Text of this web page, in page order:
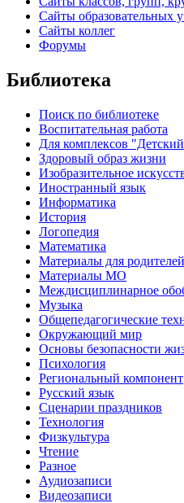
Сайты образовательных
Сайты коллег
Форумы
Библиотека
Поиск по библиотеке
Воспитательная работа
Для комплексов
Здоровый образ жизни
Изобразительное
Иностранный язык
Информатика
История
Логопедия
Математика
Материалы для родителей
Материалы МО
Междисциплинарное
Музыка
Общепедагогические
Окружающий мир
Основы безопасности
Психология
Региональный компонент
Русский язык
Сценарии праздников
Технология
Физкультура
Чтение
Разное
Аудиозаписи
Видеозаписи